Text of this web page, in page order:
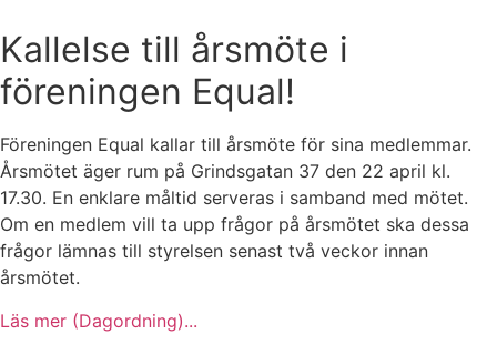
Kallelse till årsmöte i
föreningen Equal!
Föreningen Equal kallar till årsmöte för sina medlemmar.
Årsmötet äger rum på Grindsgatan 37 den 22 april kl.
17.30. En enklare måltid serveras i samband med mötet.
Om en medlem vill ta upp frågor på årsmötet ska dessa
frågor lämnas till styrelsen senast två veckor innan
årsmötet.
Läs mer (Dagordning)...